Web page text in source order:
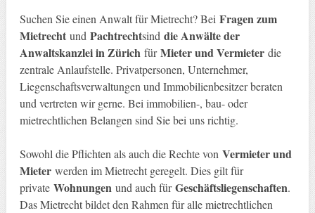
Suchen Sie einen Anwalt für Mietrecht? Bei Fragen zum
Mietrechtund Pachtrechtsind die Anwälte der
Anwaltskanzlei in ZürichfürMieter und Vermieterdie
zentrale Anlaufstelle. Privatpersonen, Unternehmer,
Liegenschaftsverwaltungen und Immobilienbesitzer beraten
und vertreten wir gerne. Bei immobilien-, bau- oder
mietrechtlichen Belangen sind Sie bei uns richtig.
Sowohl die Pflichten als auch die Rechte von Vermieter und
Mieterwerden im Mietrecht geregelt. Dies gilt für
private Wohnungenund auch fürGeschäftsliegenschaften.
Das Mietrecht bildet den Rahmen für alle mietrechtlichen